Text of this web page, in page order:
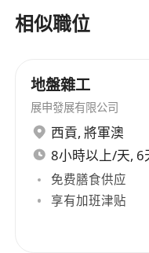
繕流程者優先
需體力良好，可
作環境
工作時間為星期
準時出勤
持有本地有效駕
考慮／
相似職位
地盤雜工
展申發展有限公司
西貢, 將軍澳
8小時以上/天, 6
免费膳食供应
享有加班津贴